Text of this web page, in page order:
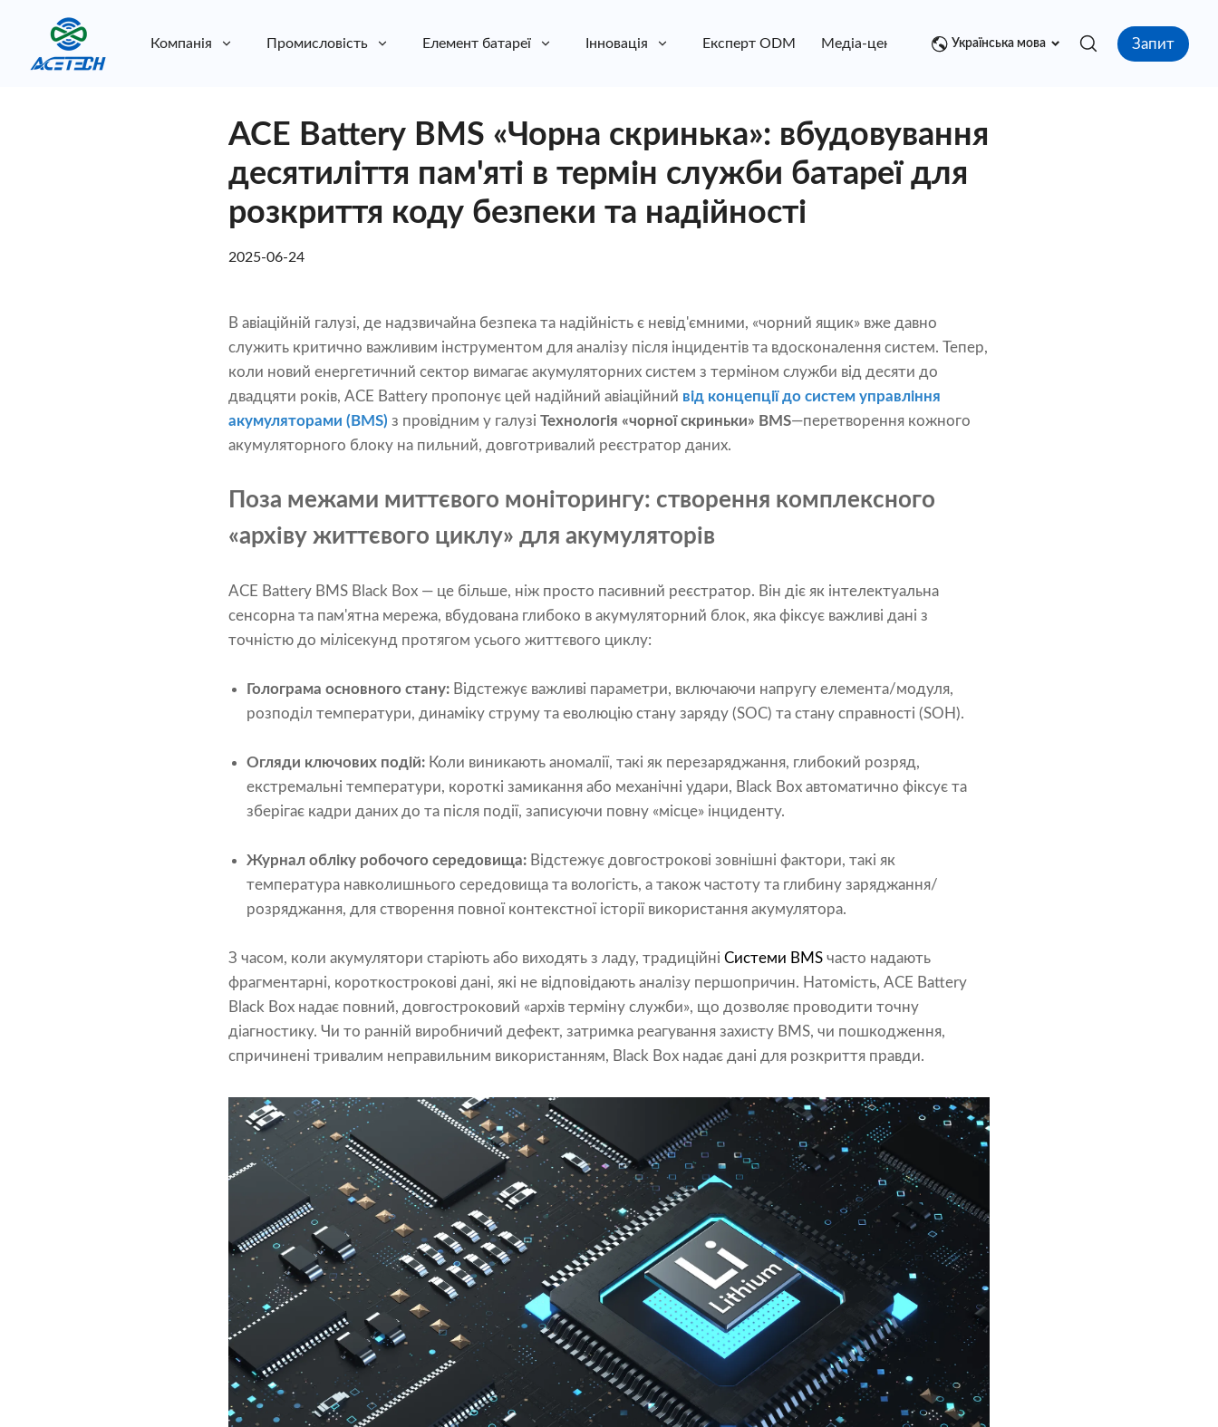
Компанія Промисловість Елемент батареї Інновація Експерт ODM Медіа-центр контакт
Українська мова Запит
ACE Battery BMS «Чорна скринька»: вбудовування
десятиліття пам'яті в термін служби батареї для
розкриття коду безпеки та надійності
2025-06-24
В авіаційній галузі, де надзвичайна безпека та надійність є невід'ємними, «чорний ящик» вже давно
служить критично важливим інструментом для аналізу після інцидентів та вдосконалення систем. Тепер,
коли новий енергетичний сектор вимагає акумуляторних систем з терміном служби від десяти до
двадцяти років, ACE Battery пропонує цей надійний авіаційний від концепції до систем управління
акумуляторами (BMS) з провідним у галузі Технологія «чорної скриньки» BMS—перетворення кожного
акумуляторного блоку на пильний, довготривалий реєстратор даних.
Поза межами миттєвого моніторингу: створення комплексного
«архіву життєвого циклу» для акумуляторів
ACE Battery BMS Black Box — це більше, ніж просто пасивний реєстратор. Він діє як інтелектуальна
сенсорна та пам'ятна мережа, вбудована глибоко в акумуляторний блок, яка фіксує важливі дані з
точністю до мілісекунд протягом усього життєвого циклу:
Голограма основного стану: Відстежує важливі параметри, включаючи напругу елемента/модуля,
розподіл температури, динаміку струму та еволюцію стану заряду (SOC) та стану справності (SOH).
Огляди ключових подій: Коли виникають аномалії, такі як перезаряджання, глибокий розряд,
екстремальні температури, короткі замикання або механічні удари, Black Box автоматично фіксує та
зберігає кадри даних до та після події, записуючи повну «місце» інциденту.
Журнал обліку робочого середовища: Відстежує довгострокові зовнішні фактори, такі як
температура навколишнього середовища та вологість, а також частоту та глибину заряджання/
розряджання, для створення повної контекстної історії використання акумулятора.
З часом, коли акумулятори старіють або виходять з ладу, традиційні Системи BMS часто надають
фрагментарні, короткострокові дані, які не відповідають аналізу першопричин. Натомість, ACE Battery
Black Box надає повний, довгостроковий «архів терміну служби», що дозволяє проводити точну
діагностику. Чи то ранній виробничий дефект, затримка реагування захисту BMS, чи пошкодження,
спричинені тривалим неправильним використанням, Black Box надає дані для розкриття правди.